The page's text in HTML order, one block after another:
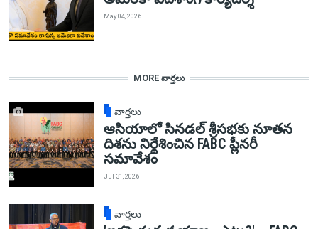
May 04, 2026
MORE వార్తలు
వార్తలు
ఆసియాలో సినడల్ శ్రీసభకు నూతన
దిశను నిర్దేశించిన FABC ప్లీనరీ
సమావేశం
Jul 31, 2026
వార్తలు